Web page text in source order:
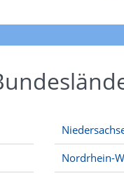
Nordrhein-